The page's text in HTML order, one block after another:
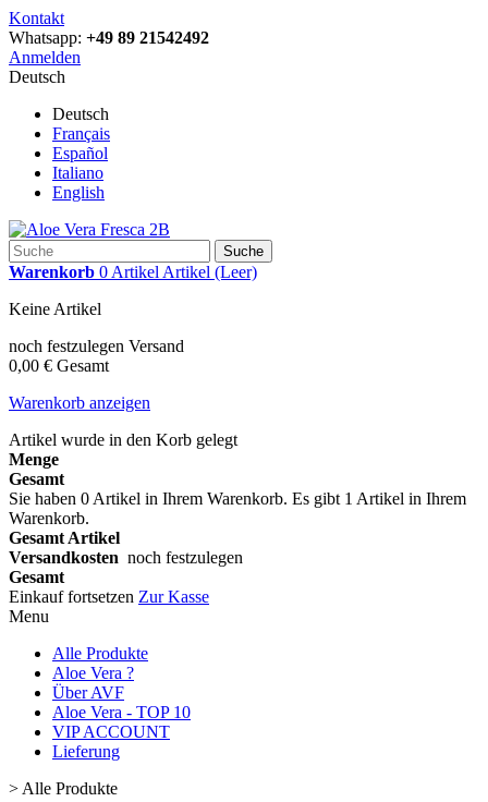
Kontakt
Whatsapp: +49 89 21542492
Anmelden
Deutsch
Deutsch
Français
Español
Italiano
English
Suche
Warenkorb 0 Artikel Artikel (Leer)
Keine Artikel
noch festzulegen Versand
0,00 € Gesamt
Warenkorb anzeigen
Artikel wurde in den Korb gelegt
Menge
Gesamt
Sie haben 0 Artikel in Ihrem Warenkorb. Es gibt 1 Artikel in Ihrem
Warenkorb.
Gesamt Artikel
Versandkosten noch festzulegen
Gesamt
Einkauf fortsetzen Zur Kasse
Menu
Alle Produkte
Aloe Vera ?
Über AVF
Aloe Vera - TOP 10
VIP ACCOUNT
Lieferung
> Alle Produkte